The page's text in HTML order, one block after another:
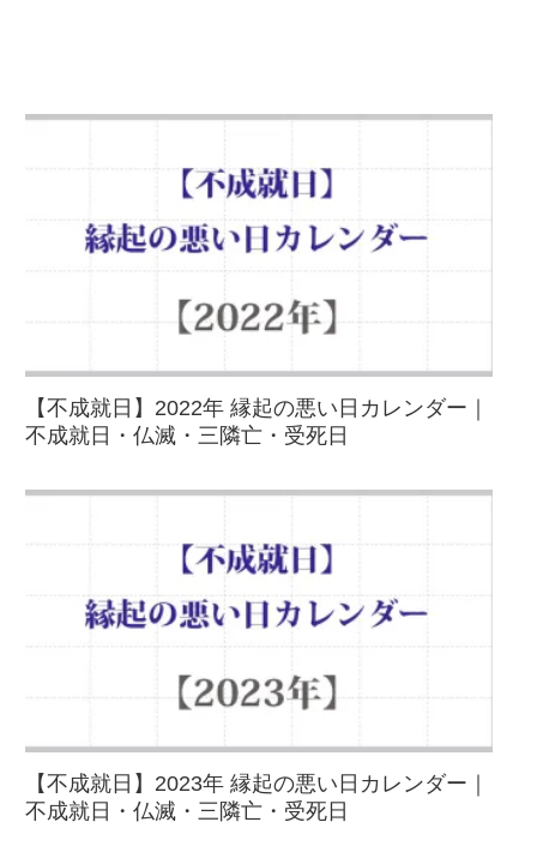
【不成就日】2022年 縁起の悪い日カレンダー｜
不成就日・仏滅・三隣亡・受死日
【不成就日】2023年 縁起の悪い日カレンダー｜
不成就日・仏滅・三隣亡・受死日